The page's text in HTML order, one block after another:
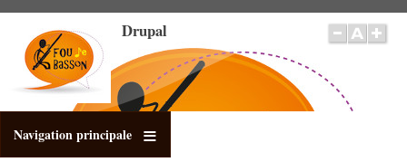
contenuto
principale
Drupal
Navigation principale